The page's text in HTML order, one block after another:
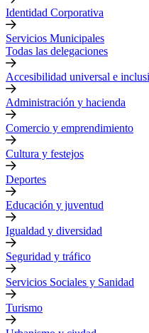
Identidad Corporativa
Servicios Municipales
Todas las delegaciones
Accesibilidad universal e
Administración y hacienda
Comercio y emprendimiento
Cultura y festejos
Deportes
Educación y juventud
Igualdad y diversidad
Seguridad y tráfico
Servicios Sociales y Sanidad
Turismo